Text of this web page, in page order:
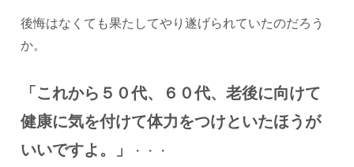
後悔はなくても果たしてやり遂げられていたのだろう
か。
「これから５０代、６０代、老後に向けて
健康に気を付けて体力をつけといたほうが
いいですよ。」
・・・